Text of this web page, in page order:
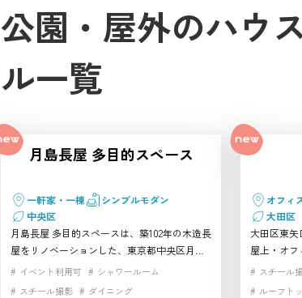
公園・屋外のハウ
ル一覧
月島長屋 多目的スペース
一軒家・一棟
シンプルモダン
中央区
月島長屋 多目的スペースは、築102年の木造長
屋をリノベーションした、東京都中央区月島
のハウススタジオです。昔ながらの柱や梁、
イベント利用可
シャワールーム
スチール撮影
ダイニング
オフィ
大田区
大田区東矢
屋上・オフ
トを備えた
スチール
ルーフト